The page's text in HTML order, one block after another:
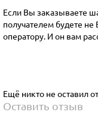
Если Вы заказываете
получателем будете
оператору. И он вам
Ещё никто не оставил
Оставить отзыв